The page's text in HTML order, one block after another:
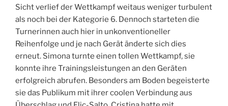
Sicht verlief der Wettkampf weitaus weniger turbulent
als noch bei der Kategorie 6. Dennoch starteten die
Turnerinnen auch hier in unkonventioneller
Reihenfolge und je nach Gerät änderte sich dies
erneut. Simona turnte einen tollen Wettkampf, sie
konnte ihre Trainingsleistungen an den Geräten
erfolgreich abrufen. Besonders am Boden begeisterte
sie das Publikum mit ihrer coolen Verbindung aus